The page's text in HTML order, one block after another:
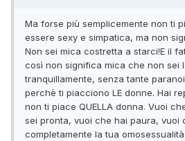
Ma forse più semplicemente non ti
essere sexy e simpatica, ma non
Non sei mica costretta a starci!E il
così non significa mica che non sei
tranquillamente, senza tante
perchè ti piacciono LE donne. Hai
non ti piace QUELLA donna. Vuoi
sei pronta, vuoi che hai paura, vuoi
completamente la tua